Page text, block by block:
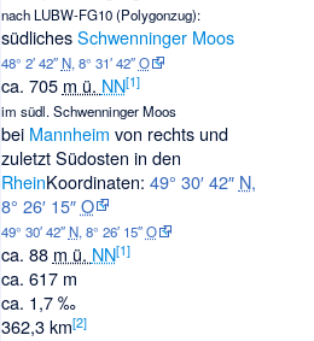
nach LUBW-FG10 (Polygonzug):
südlichesSchwenninger Moos
48° 2′ 42″N,8° 31′ 42″O
ca. 705 m ü. NN[1]
im südl. Schwenninger Moos
bei Mannheim von rechts und
zuletzt Südosten in den
RheinKoordinaten: 49° 30′ 42″ N,
8° 26′ 15″O
49° 30′ 42″N,8° 26′ 15″O
ca. 88 m ü. NN[1]
ca. 617 m
ca. 1,7 ‰
362,3 km[2]